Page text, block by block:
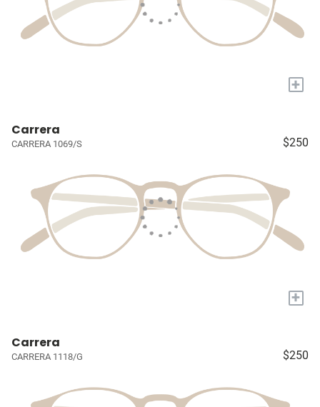
+
Carrera
CARRERA 1069/S $250
+
Carrera
CARRERA 1118/G $250